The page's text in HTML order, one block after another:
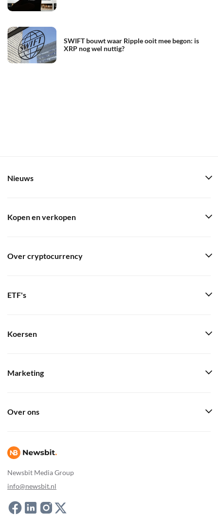
SWIFT bouwt waar Ripple ooit mee begon: is
XRP nog wel nuttig?
Newsbit Media Group
info@newsbit.nl
Nieuws
Kopen en verkopen
Over cryptocurrency
ETF's
Koersen
Marketing
Over ons